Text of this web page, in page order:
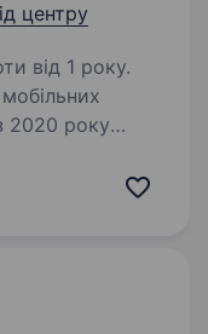
центру
від 1 року.
2020 року